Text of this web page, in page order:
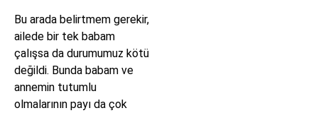
Bu arada belirtmem gerekir,
ailede bir tek babam
çalışsa da durumumuz kötü
değildi. Bunda babam ve
annemin tutumlu
olmalarının payı da çok